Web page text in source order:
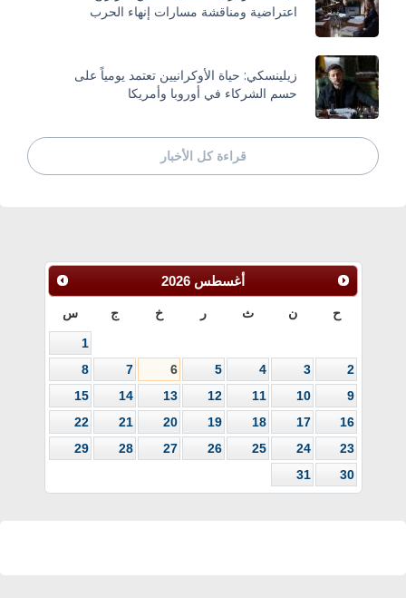
اعتراضية ومناقشة مسارات إنهاء الحرب
زيلينسكي: حياة الأوكرانيين تعتمد يومياً على
حسم الشركاء في أوروبا وأمريكا
قراءة كل الأخبار
أغسطس 2026
ح ن ث ر خ ج س
1
2
3
4
5
6
7
8
9
10
11
12
13
14
15
16
17
18
19
20
21
22
23
24
25
26
27
28
29
30
31